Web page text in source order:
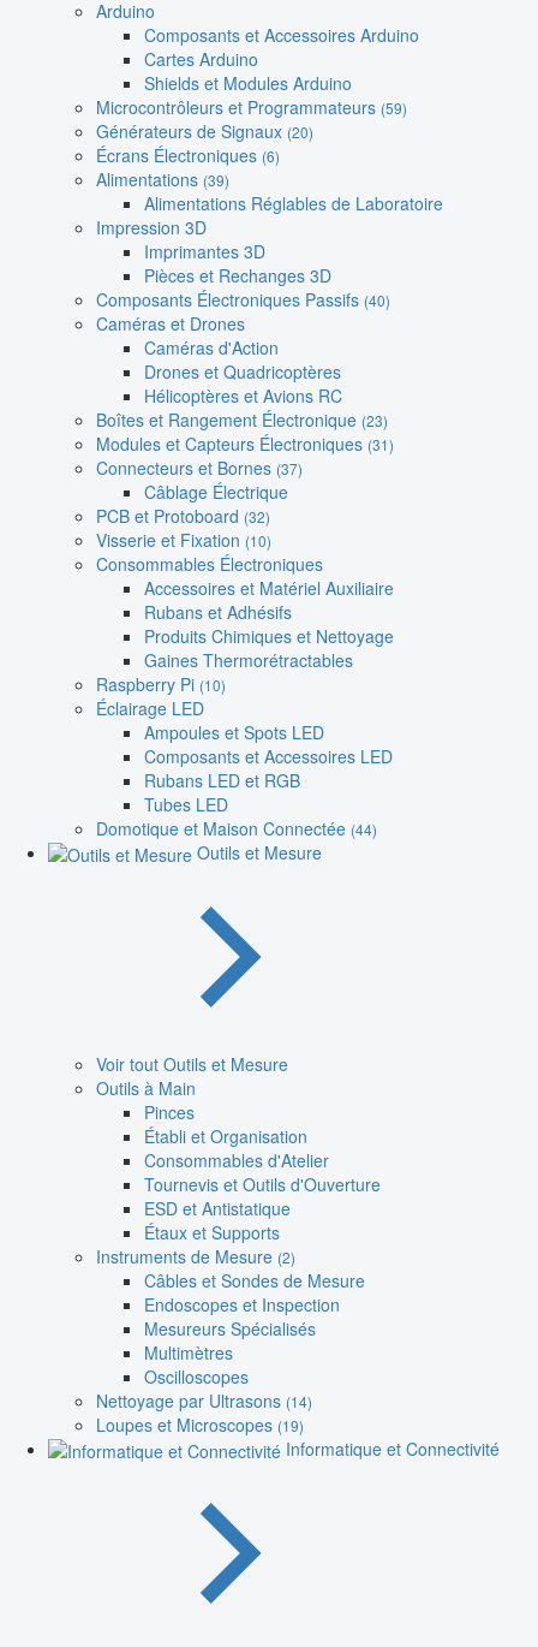
Arduino
Composants et Accessoires Arduino
Cartes Arduino
Shields et Modules Arduino
Microcontrôleurs et Programmateurs (59)
Générateurs de Signaux (20)
Écrans Électroniques (6)
Alimentations (39)
Alimentations Réglables de Laboratoire
Impression 3D
Imprimantes 3D
Pièces et Rechanges 3D
Composants Électroniques Passifs (40)
Caméras et Drones
Caméras d'Action
Drones et Quadricoptères
Hélicoptères et Avions RC
Boîtes et Rangement Électronique (23)
Modules et Capteurs Électroniques (31)
Connecteurs et Bornes (37)
Câblage Électrique
PCB et Protoboard (32)
Visserie et Fixation (10)
Consommables Électroniques
Accessoires et Matériel Auxiliaire
Rubans et Adhésifs
Produits Chimiques et Nettoyage
Gaines Thermorétractables
Raspberry Pi (10)
Éclairage LED
Ampoules et Spots LED
Composants et Accessoires LED
Rubans LED et RGB
Tubes LED
Domotique et Maison Connectée (44)
Outils et Mesure
Voir tout Outils et Mesure
Outils à Main
Pinces
Établi et Organisation
Consommables d'Atelier
Tournevis et Outils d'Ouverture
ESD et Antistatique
Étaux et Supports
Instruments de Mesure (2)
Câbles et Sondes de Mesure
Endoscopes et Inspection
Mesureurs Spécialisés
Multimètres
Oscilloscopes
Nettoyage par Ultrasons (14)
Loupes et Microscopes (19)
Informatique et Connectivité